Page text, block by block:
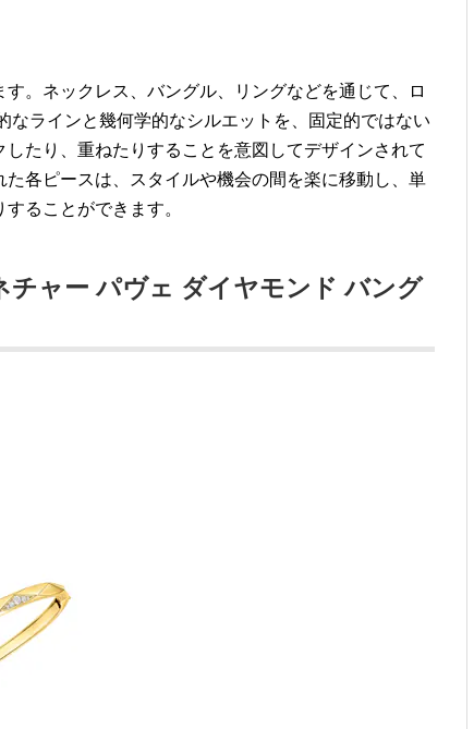
。ネックレス、バングル、リングなどを通じて、ロ
なラインと幾何学的なシルエットを、固定的ではない
たり、重ねたりすることを意図してデザインされて
各ピースは、スタイルや機会の間を楽に移動し、単
ることができます。
ャー パヴェ ダイヤモンド バング